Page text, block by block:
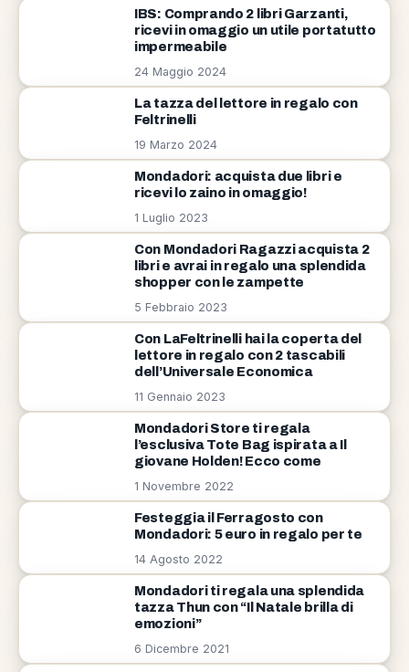
IBS: Comprando 2 libri Garzanti,
ricevi in omaggio un utile portatutto
impermeabile
24 Maggio 2024
La tazza del lettore in regalo con
Feltrinelli
19 Marzo 2024
Mondadori: acquista due libri e
ricevi lo zaino in omaggio!
1 Luglio 2023
Con Mondadori Ragazzi acquista 2
libri e avrai in regalo una splendida
shopper con le zampette
5 Febbraio 2023
Con LaFeltrinelli hai la coperta del
lettore in regalo con 2 tascabili
dell’Universale Economica
11 Gennaio 2023
Mondadori Store ti regala
l’esclusiva Tote Bag ispirata a Il
giovane Holden! Ecco come
1 Novembre 2022
Festeggia il Ferragosto con
Mondadori: 5 euro in regalo per te
14 Agosto 2022
Mondadori ti regala una splendida
tazza Thun con “Il Natale brilla di
emozioni”
6 Dicembre 2021